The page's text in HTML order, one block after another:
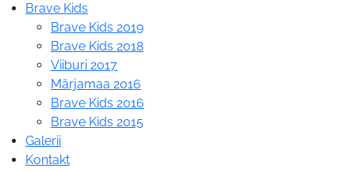
Brave Kids
Brave Kids 2019
Brave Kids 2018
Viiburi 2017
Märjamaa 2016
Brave Kids 2016
Brave Kids 2015
Galerii
Kontakt